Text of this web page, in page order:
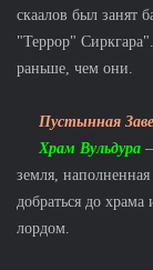
скаалов был занят
"Террор"
раньше, чем они.
Пустынная
Храм Вульдура
земля,
добраться до
лордом.